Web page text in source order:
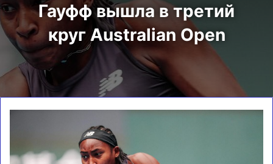
Гауфф вышла в третий
круг Australian Open